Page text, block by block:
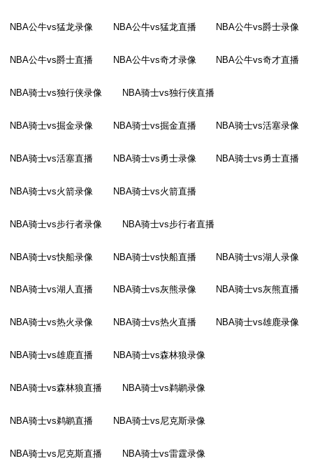
NBA公牛vs猛龙录像 NBA公牛vs猛龙直播 NBA公牛vs爵士录像
NBA公牛vs爵士直播 NBA公牛vs奇才录像 NBA公牛vs奇才直播
NBA骑士vs独行侠录像 NBA骑士vs独行侠直播
NBA骑士vs掘金录像 NBA骑士vs掘金直播 NBA骑士vs活塞录像
NBA骑士vs活塞直播 NBA骑士vs勇士录像 NBA骑士vs勇士直播
NBA骑士vs火箭录像 NBA骑士vs火箭直播
NBA骑士vs步行者录像 NBA骑士vs步行者直播
NBA骑士vs快船录像 NBA骑士vs快船直播 NBA骑士vs湖人录像
NBA骑士vs湖人直播 NBA骑士vs灰熊录像 NBA骑士vs灰熊直播
NBA骑士vs热火录像 NBA骑士vs热火直播 NBA骑士vs雄鹿录像
NBA骑士vs雄鹿直播 NBA骑士vs森林狼录像
NBA骑士vs森林狼直播 NBA骑士vs鹈鹕录像
NBA骑士vs鹈鹕直播 NBA骑士vs尼克斯录像
NBA骑士vs尼克斯直播 NBA骑士vs雷霆录像